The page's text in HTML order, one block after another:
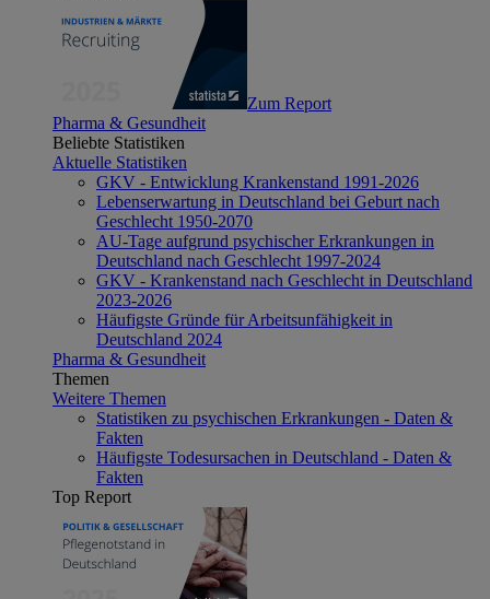
Zum Report
Pharma & Gesundheit
Beliebte Statistiken
Aktuelle Statistiken
GKV - Entwicklung Krankenstand 1991-2026
Lebenserwartung in Deutschland bei Geburt nach
Geschlecht 1950-2070
AU-Tage aufgrund psychischer Erkrankungen in
Deutschland nach Geschlecht 1997-2024
GKV - Krankenstand nach Geschlecht in Deutschland
2023-2026
Häufigste Gründe für Arbeitsunfähigkeit in
Deutschland 2024
Pharma & Gesundheit
Themen
Weitere Themen
Statistiken zu psychischen Erkrankungen - Daten &
Fakten
Häufigste Todesursachen in Deutschland - Daten &
Fakten
Top Report